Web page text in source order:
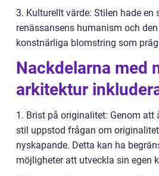
3. Kulturellt värde: Stilen hade en
renässansens humanism och
konstnärliga blomstring som
Nackdelarna med
arkitektur
1. Brist på originalitet: Genom att
stil uppstod frågan om
nyskapande. Detta kan ha
möjligheter att utveckla sin egen